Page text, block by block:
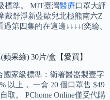
標準。 MIT臺灣醫療口罩大評
戴舒淨新藍歐兒北極熊南六Z
第四集的在這邊↓↓↓↓(奕綸、
果綠) 30片/盒【愛買】
國家級標準：衛署醫器製壹字
以上， 一盒 20 個口罩售 $49
取。 PChome Online僅受代購